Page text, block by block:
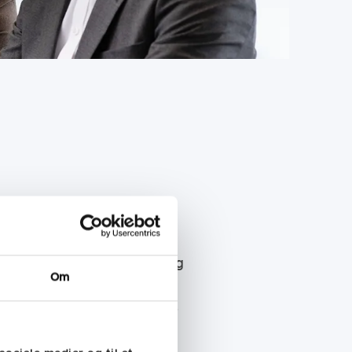
Om
med regnskab og
projektregnskaber, IFRS og
ledelse. Har også solid
forandringer samt